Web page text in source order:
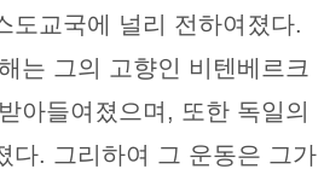
도교국에 널리 전하여졌다.
는 그의 고향인 비텐베르크
아들여졌으며, 또한 독일의
다. 그리하여 그 운동은 그가